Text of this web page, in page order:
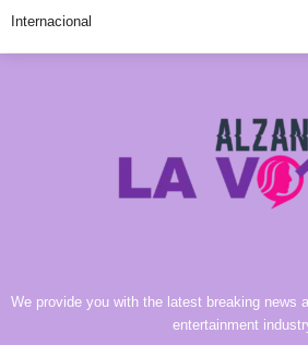
Internacional
We provide you with the latest breaking news
entertainment